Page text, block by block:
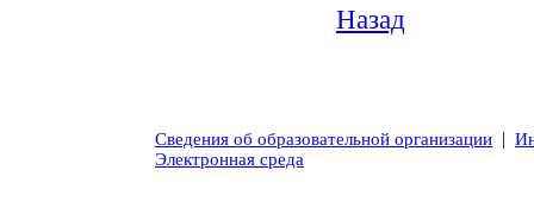
Назад
Сведения об образовательной организации |
Электронная среда